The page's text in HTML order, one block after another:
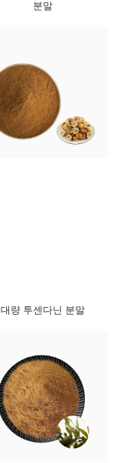
분말
대량 투센다닌 분말